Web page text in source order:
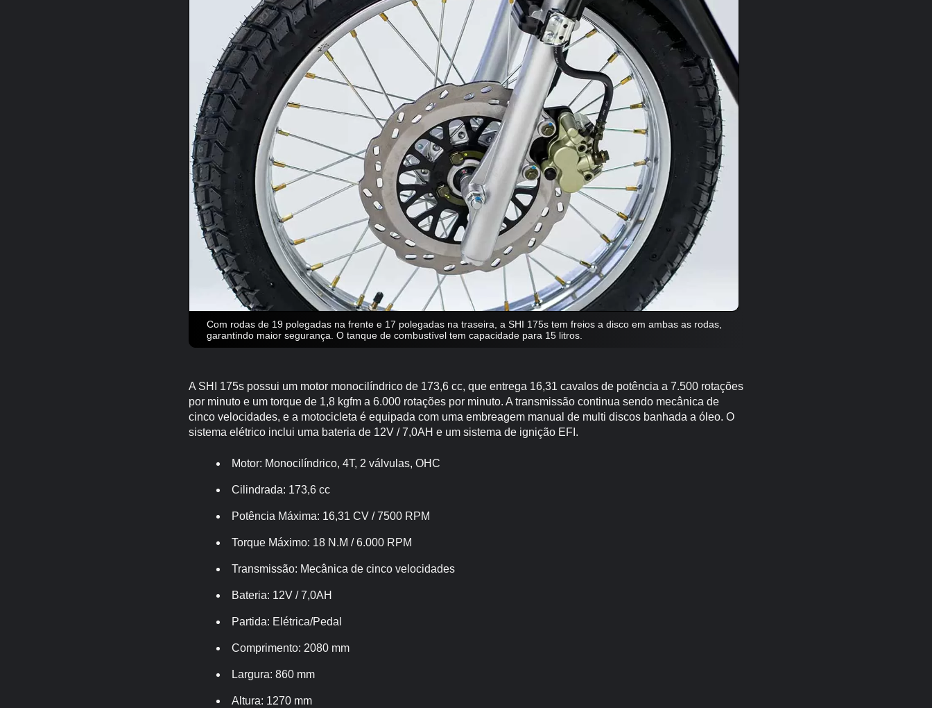
Com rodas de 19 polegadas na frente e 17 polegadas na traseira, a SHI 175s tem freios a disco em ambas as rodas,
garantindo maior segurança. O tanque de combustível tem capacidade para 15 litros.
A SHI 175s possui um motor monocilíndrico de 173,6 cc, que entrega 16,31 cavalos de potência a 7.500 rotações
por minuto e um torque de 1,8 kgfm a 6.000 rotações por minuto. A transmissão continua sendo mecânica de
cinco velocidades, e a motocicleta é equipada com uma embreagem manual de multi discos banhada a óleo. O
sistema elétrico inclui uma bateria de 12V / 7,0AH e um sistema de ignição EFI.
Motor: Monocilíndrico, 4T, 2 válvulas, OHC
Cilindrada: 173,6 cc
Potência Máxima: 16,31 CV / 7500 RPM
Torque Máximo: 18 N.M / 6.000 RPM
Transmissão: Mecânica de cinco velocidades
Bateria: 12V / 7,0AH
Partida: Elétrica/Pedal
Comprimento: 2080 mm
Largura: 860 mm
Altura: 1270 mm